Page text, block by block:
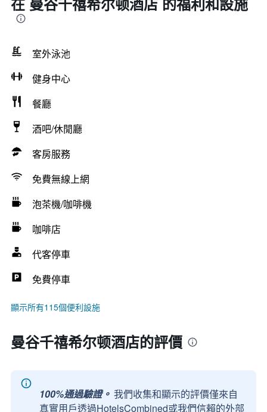
室外泳池
健身中心
餐廳
酒吧/休閒廳
客房服務
免費無線上網
泡茶機/咖啡機
咖啡店
代客停車
免費停車
顯示所有115個便利設施
曼谷千禧希尔顿酒店的評價
100%通過驗證。 我們收集和顯示的評價僅來自
真實用戶透過HotelsCombined或我們信賴的外部